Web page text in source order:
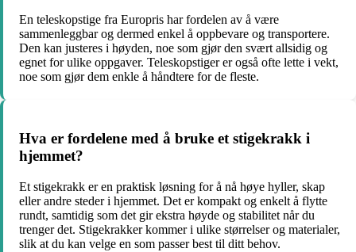
En teleskopstige fra Europris har fordelen av å være
sammenleggbar og dermed enkel å oppbevare og transportere.
Den kan justeres i høyden, noe som gjør den svært allsidig og
egnet for ulike oppgaver. Teleskopstiger er også ofte lette i vekt,
noe som gjør dem enkle å håndtere for de fleste.
Hva er fordelene med å bruke et stigekrakk i
hjemmet?
Et stigekrakk er en praktisk løsning for å nå høye hyller, skap
eller andre steder i hjemmet. Det er kompakt og enkelt å flytte
rundt, samtidig som det gir ekstra høyde og stabilitet når du
trenger det. Stigekrakker kommer i ulike størrelser og materialer,
slik at du kan velge en som passer best til ditt behov.